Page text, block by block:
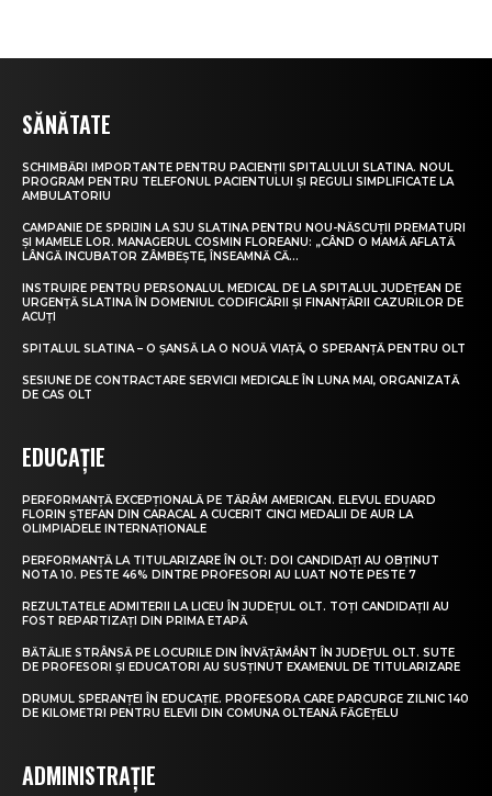
SĂNĂTATE
SCHIMBĂRI IMPORTANTE PENTRU PACIENȚII SPITALULUI SLATINA. NOUL
PROGRAM PENTRU TELEFONUL PACIENTULUI ȘI REGULI SIMPLIFICATE LA
AMBULATORIU
CAMPANIE DE SPRIJIN LA SJU SLATINA PENTRU NOU-NĂSCUȚII PREMATURI
ȘI MAMELE LOR. MANAGERUL COSMIN FLOREANU: „CÂND O MAMĂ AFLATĂ
LÂNGĂ INCUBATOR ZÂMBEȘTE, ÎNSEAMNĂ CĂ...
INSTRUIRE PENTRU PERSONALUL MEDICAL DE LA SPITALUL JUDEȚEAN DE
URGENȚĂ SLATINA ÎN DOMENIUL CODIFICĂRII ȘI FINANȚĂRII CAZURILOR DE
ACUȚI
SPITALUL SLATINA – O ȘANSĂ LA O NOUĂ VIAȚĂ, O SPERANȚĂ PENTRU OLT
SESIUNE DE CONTRACTARE SERVICII MEDICALE ÎN LUNA MAI, ORGANIZATĂ
DE CAS OLT
EDUCAȚIE
PERFORMANȚĂ EXCEPȚIONALĂ PE TĂRÂM AMERICAN. ELEVUL EDUARD
FLORIN ȘTEFAN DIN CARACAL A CUCERIT CINCI MEDALII DE AUR LA
OLIMPIADELE INTERNAȚIONALE
PERFORMANȚĂ LA TITULARIZARE ÎN OLT: DOI CANDIDAȚI AU OBȚINUT
NOTA 10. PESTE 46% DINTRE PROFESORI AU LUAT NOTE PESTE 7
REZULTATELE ADMITERII LA LICEU ÎN JUDEȚUL OLT. TOȚI CANDIDAȚII AU
FOST REPARTIZAȚI DIN PRIMA ETAPĂ
BĂTĂLIE STRÂNSĂ PE LOCURILE DIN ÎNVĂȚĂMÂNT ÎN JUDEȚUL OLT. SUTE
DE PROFESORI ȘI EDUCATORI AU SUSȚINUT EXAMENUL DE TITULARIZARE
DRUMUL SPERANȚEI ÎN EDUCAȚIE. PROFESORA CARE PARCURGE ZILNIC 140
DE KILOMETRI PENTRU ELEVII DIN COMUNA OLTEANĂ FĂGEȚELU
ADMINISTRAȚIE